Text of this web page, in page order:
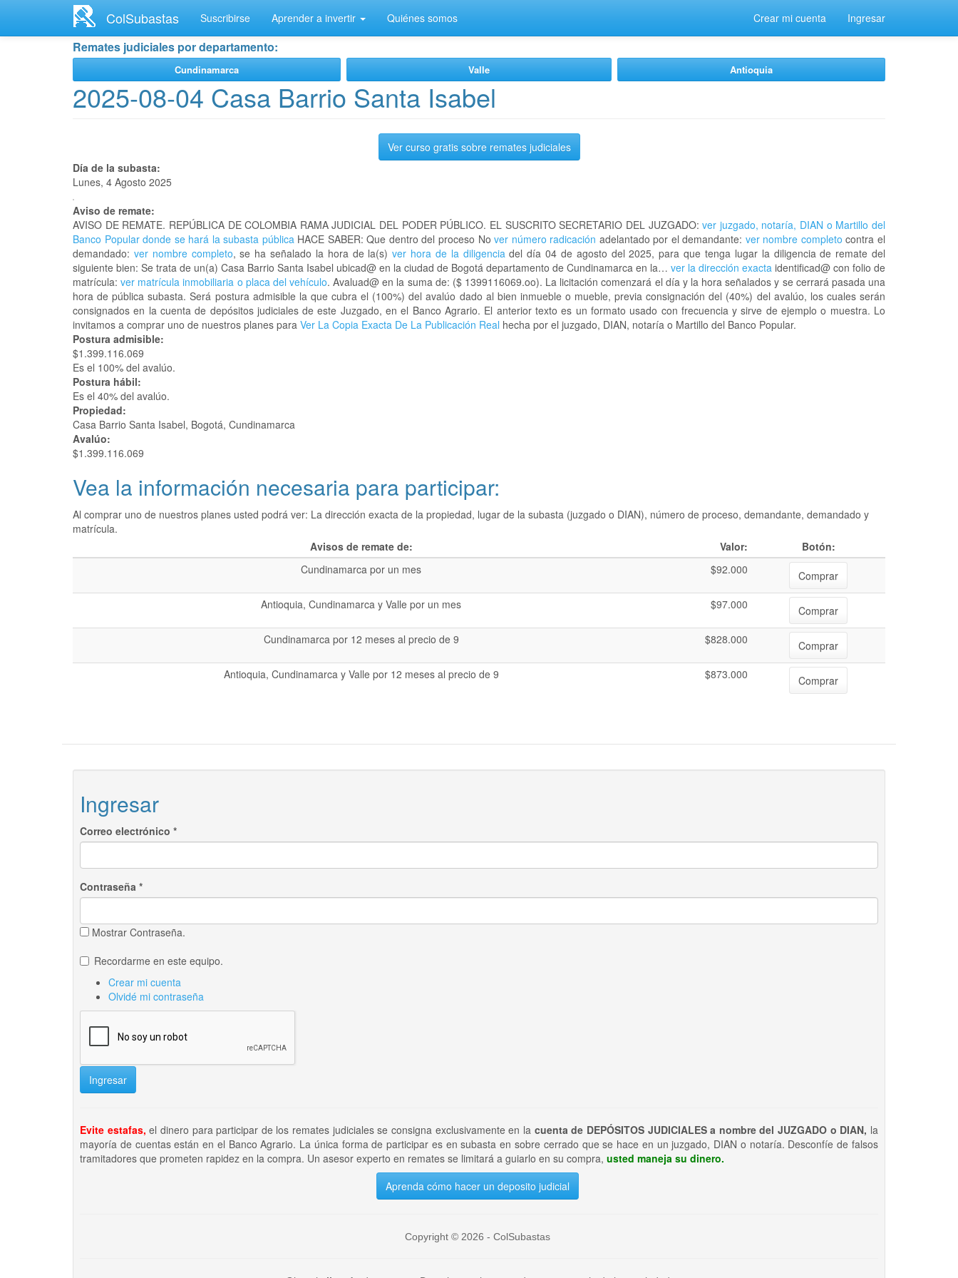
contenido
ColSubastas Suscribirse Aprender a invertir Quiénes somos Crear mi cuenta Ingresar
Remates judiciales por departamento:
Cundinamarca Valle Antioquia
2025-08-04 Casa Barrio Santa Isabel
Ver curso gratis sobre remates judiciales
Día de la subasta:
Lunes, 4 Agosto 2025
Aviso de remate:
AVISO DE REMATE. REPÚBLICA DE COLOMBIA RAMA JUDICIAL DEL PODER PÚBLICO. EL SUSCRITO SECRETARIO DEL JUZGADO: ver juzgado, notaría, DIAN o Martillo del
Banco Popular donde se hará la subasta públicaHACE SABER: Que dentro del proceso Nover número radicación adelantado por el demandante: ver nombre completo contra el
demandado: ver nombre completo, se ha señalado la hora de la(s)ver hora de la diligenciadel día 04 de agosto del 2025, para que tenga lugar la diligencia de remate del
siguiente bien: Se trata de un(a) Casa Barrio Santa Isabel ubicad@ en la ciudad de Bogotá departamento de Cundinamarca en la… ver la dirección exacta identificad@ con folio de
matrícula:ver matrícula inmobiliaria o placa del vehículo. Avaluad@ en la suma de: ($ 1399116069.oo). La licitación comenzará el día y la hora señalados y se cerrará pasada una
hora de pública subasta. Será postura admisible la que cubra el (100%) del avalúo dado al bien inmueble o mueble, previa consignación del (40%) del avalúo, los cuales serán
consignados en la cuenta de depósitos judiciales de este Juzgado, en el Banco Agrario. El anterior texto es un formato usado con frecuencia y sirve de ejemplo o muestra. Lo
invitamos a comprar uno de nuestros planes para Ver La Copia Exacta De La Publicación Real hecha por el juzgado, DIAN, notaría o Martillo del Banco Popular.
Postura admisible:
$1.399.116.069
Es el 100% del avalúo.
Postura hábil:
Es el 40% del avalúo.
Propiedad:
Casa Barrio Santa Isabel, Bogotá, Cundinamarca
Avalúo:
$1.399.116.069
Vea la información necesaria para participar:
Al comprar uno de nuestros planes usted podrá ver: La dirección exacta de la propiedad, lugar de la subasta (juzgado o DIAN), número de proceso, demandante, demandado y
matrícula.
Avisos de remate de:
Valor:
Botón:
Cundinamarca por un mes
$92.000
Comprar
Antioquia, Cundinamarca y Valle por un mes
$97.000
Comprar
Cundinamarca por 12 meses al precio de 9
$828.000
Comprar
Antioquia, Cundinamarca y Valle por 12 meses al precio de 9
$873.000 Comprar
Ingresar
Correo electrónico *
Contraseña *
Mostrar Contraseña.
Recordarme en este equipo.
Crear mi cuenta
Olvidé mi contraseña
Ingresar
Evite estafas, el dinero para participar de los remates judiciales se consigna exclusivamente en lacuenta de DEPÓSITOS JUDICIALES a nombre del JUZGADO o DIAN, la
mayoría de cuentas están en el Banco Agrario. La única forma de participar es en subasta en sobre cerrado que se hace en un juzgado, DIAN o notaría. Desconfíe de falsos
tramitadores que prometen rapidez en la compra. Un asesor experto en remates se limitará a guiarlo en su compra, usted maneja su dinero.
Aprenda cómo hacer un deposito judicial
Copyright © 2026 - ColSubastas